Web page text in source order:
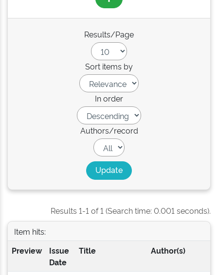
Results/Page
Sort items by
In order
Authors/record
Results 1-1 of 1 (Search time: 0.001 seconds).
Item hits:
Preview
Issue
Date
Title Author(s)